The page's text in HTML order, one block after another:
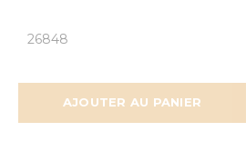
26848
AJOUTER AU PANIER